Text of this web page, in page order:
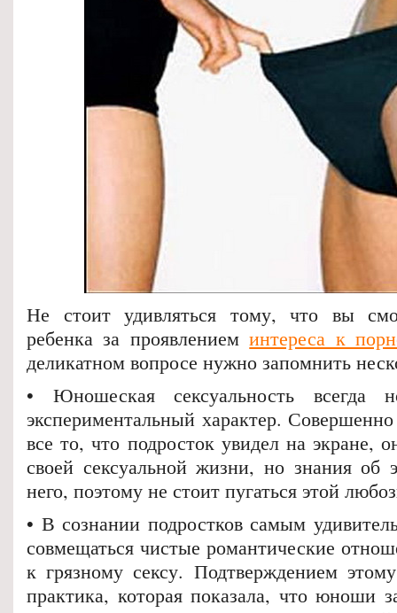
Не стоит удивляться тому, что вы
ребенка за проявлениеминтереса к
деликатном вопросе нужно запомнить
• Юношеская сексуальность всегда
экспериментальный характер.
все то, что подросток увидел на экране,
своей сексуальной жизни, но знания об
него, поэтому не стоит пугаться этой
• В сознании подростков самым
совмещаться чистые романтические
к грязному сексу. Подтверждением
практика, которая показала, что юноши